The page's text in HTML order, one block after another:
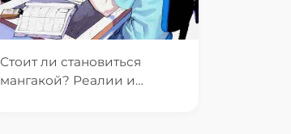
Стоит ли становиться
мангакой? Реалии и